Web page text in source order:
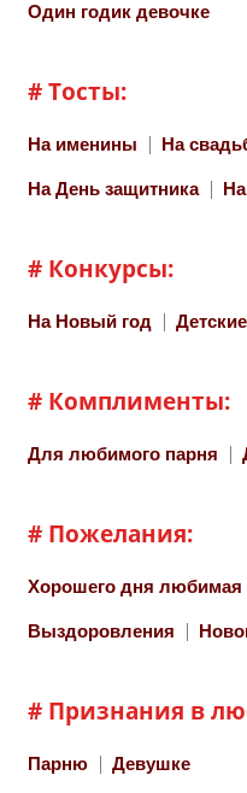
Один годик девочке
# Тосты:
На именины На
На День защитника
# Конкурсы:
На Новый год Детские
# Комплименты:
Для любимого парня
# Пожелания:
Хорошего дня любимая
Выздоровления
# Признания в
Парню Девушке